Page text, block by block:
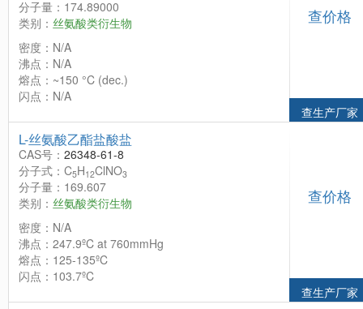
分子量：174.89000
类别： 丝氨酸类衍生物
密度：N/A
沸点：N/A
熔点：~150 °C (dec.)
闪点：N/A
查价格
查生产厂家
L-丝氨酸乙酯盐酸盐
CAS号： 26348-61-8
分子式：C5H12ClNO3
分子量：169.607
类别： 丝氨酸类衍生物
密度：N/A
沸点：247.9ºC at 760mmHg
熔点：125-135ºC
闪点：103.7ºC
查价格
查生产厂家